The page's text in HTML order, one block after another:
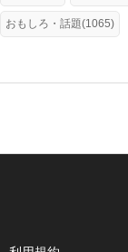
おもしろ・話題(1065)